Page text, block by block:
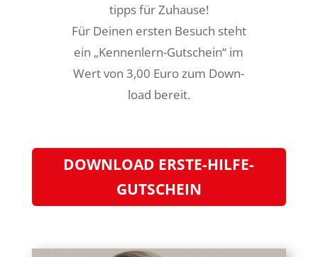
tipps für Zuhau­se!
Für Dei­nen ers­ten Besuch steht
ein „Ken­nen­lern-Gut­schein“ im
Wert von 3,00 Euro zum Down­
load bereit.
DOWN­LOAD ERSTE-HILFE-
GUTSCHEIN